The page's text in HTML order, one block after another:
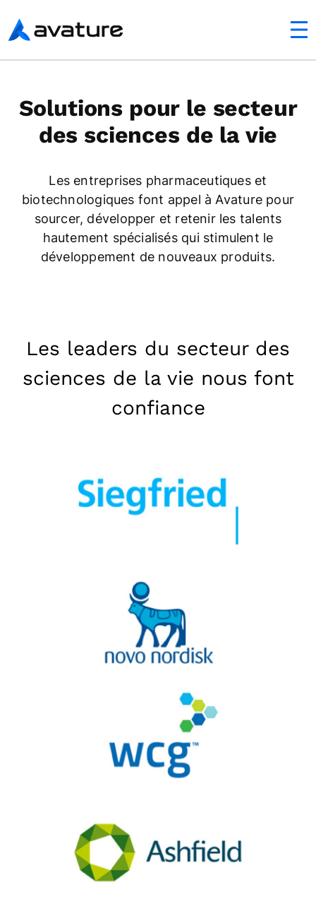
Avature
Solutions pour le secteur
des sciences de la vie
Les entreprises pharmaceutiques et
biotechnologiques font appel à Avature pour
sourcer, développer et retenir les talents
hautement spécialisés qui stimulent le
développement de nouveaux produits.
Les leaders du secteur des
sciences de la vie nous font
confiance